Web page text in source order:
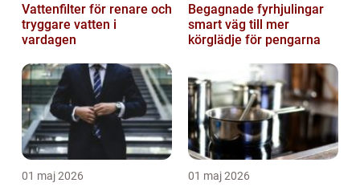
Vattenfilter för renare och
tryggare vatten i
vardagen
Begagnade fyrhjulingar
smart väg till mer
körglädje för pengarna
01 maj 2026 01 maj 2026